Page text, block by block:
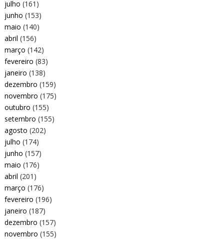
julho (161)
junho (153)
maio (140)
abril (156)
março (142)
fevereiro (83)
janeiro (138)
dezembro (159)
novembro (175)
outubro (155)
setembro (155)
agosto (202)
julho (174)
junho (157)
maio (176)
abril (201)
março (176)
fevereiro (196)
janeiro (187)
dezembro (157)
novembro (155)